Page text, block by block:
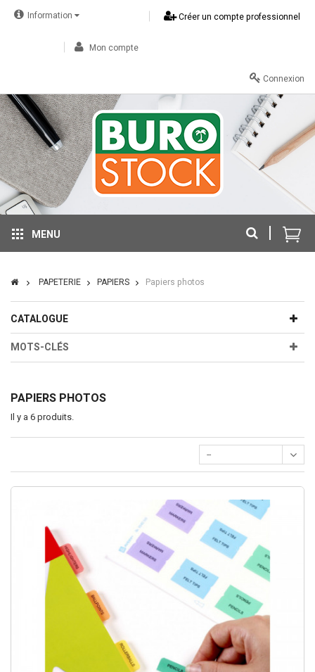
Information Créer un compte professionnel
Mon compte
Connexion
MENU
PAPETERIE PAPIERS Papiers photos
CATALOGUE
MOTS-CLÉS
PAPIERS PHOTOS
Il y a 6 produits.
--